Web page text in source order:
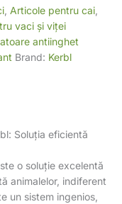
Articole pentru cai
vaci și viței
antiinghet
Brand: Kerbl
Soluția eficientă
o soluție excelentă
animalelor, indiferent
un sistem ingenios,